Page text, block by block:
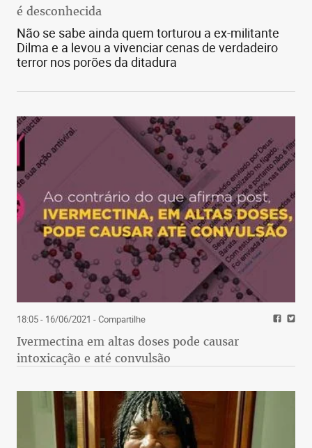
é desconhecida
Não se sabe ainda quem torturou a ex-militante
Dilma e a levou a vivenciar cenas de verdadeiro
terror nos porões da ditadura
18:05 - 16/06/2021 - Compartilhe
Ivermectina em altas doses pode causar
intoxicação e até convulsão